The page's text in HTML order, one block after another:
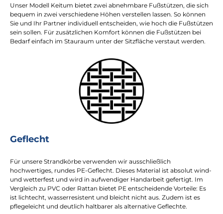
Unser Modell Keitum bietet zwei abnehmbare Fußstützen, die sich
bequem in zwei verschiedene Höhen verstellen lassen. So können
Sie und Ihr Partner individuell entscheiden, wie hoch die Fußstützen
sein sollen. Für zusätzlichen Komfort können die Fußstützen bei
Bedarf einfach im Stauraum unter der Sitzfläche verstaut werden.
Geflecht
Für unsere Strandkörbe verwenden wir ausschließlich
hochwertiges, rundes PE-Geflecht. Dieses Material ist absolut wind-
und wetterfest und wird in aufwendiger Handarbeit gefertigt. Im
Vergleich zu PVC oder Rattan bietet PE entscheidende Vorteile: Es
ist lichtecht, wasserresistent und bleicht nicht aus. Zudem ist es
pflegeleicht und deutlich haltbarer als alternative Geflechte.